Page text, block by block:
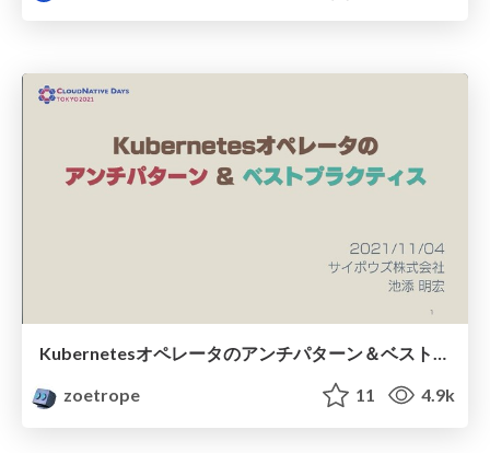
Kubernetesオペレータのアンチパターン＆ベストプラクティス
zoetrope
11 4.9k